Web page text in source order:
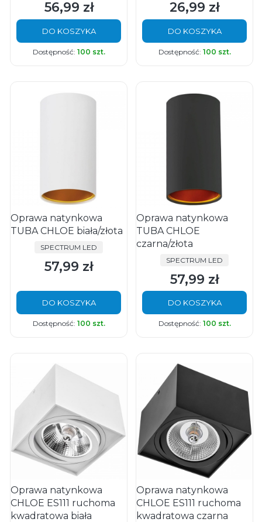
Cena
56,99 zł
DO KOSZYKA
Dostępność: 100 szt.
Cena
26,99 zł
DO KOSZYKA
Dostępność: 100 szt.
Oprawa natynkowa
TUBA CHLOE biała/złota
PRODUCENT
SPECTRUM LED
Cena
57,99 zł
DO KOSZYKA
Dostępność: 100 szt.
Oprawa natynkowa
TUBA CHLOE
czarna/złota
PRODUCENT
SPECTRUM LED
Cena
57,99 zł
DO KOSZYKA
Dostępność: 100 szt.
Oprawa natynkowa
CHLOE ES111 ruchoma
kwadratowa biała
Oprawa natynkowa
CHLOE ES111 ruchoma
kwadratowa czarna